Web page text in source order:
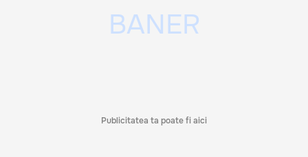
Publicitatea ta poate fi aici